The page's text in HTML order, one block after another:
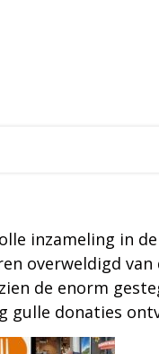
inzameling in
overweldigd
de enorm
gulle donaties